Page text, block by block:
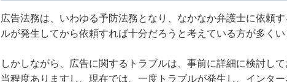
広告法務は、いわゆる予防法務となり、なかなか弁護士に依頼
ルが発生してから依頼すれば十分だろうと考えている方が多くい
しかしながら、広告に関するトラブルは、事前に詳細に検討し
当程度ありますし、現在では、一度トラブルが発生し、インター